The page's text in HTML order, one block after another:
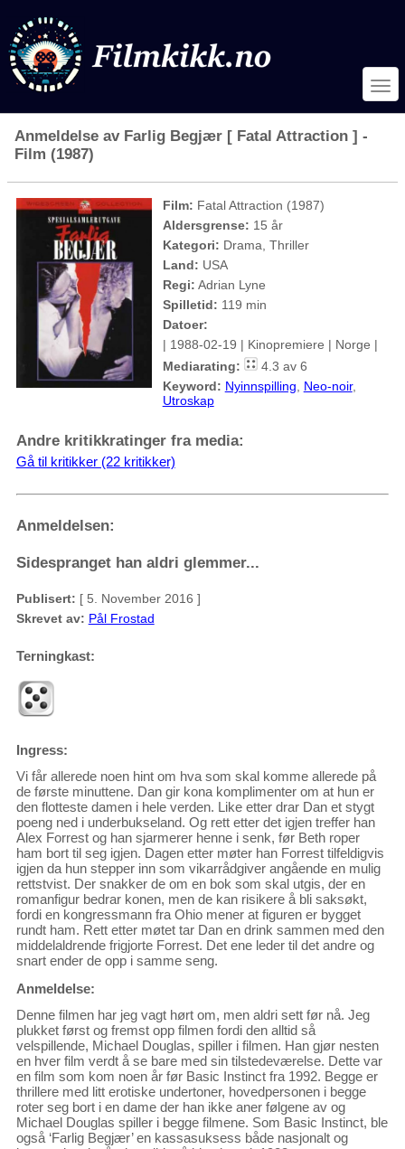
Anmeldelse av Farlig Begjær [ Fatal Attraction ] -
Film (1987)
Film: Fatal Attraction (1987)
Aldersgrense: 15 år
Kategori: Drama, Thriller
Land: USA
Regi: Adrian Lyne
Spilletid: 119 min
Datoer:
| 1988-02-19 | Kinopremiere | Norge |
Mediarating:
4.3 av 6
Keyword: Nyinnspilling Neo-noir,
Utroskap
Andre kritikkratinger fra media:
Gå til kritikker (22 kritikker)
Anmeldelsen:
Sidespranget han aldri glemmer...
Publisert: [ 5. November 2016 ]
Skrevet av: Pål Frostad
Terningkast:
Ingress:
Vi får allerede noen hint om hva som skal komme allerede på
de første minuttene. Dan gir kona komplimenter om at hun er
den flotteste damen i hele verden. Like etter drar Dan et stygt
poeng ned i underbukseland. Og rett etter det igjen treffer han
Alex Forrest og han sjarmerer henne i senk, før Beth roper
ham bort til seg igjen. Dagen etter møter han Forrest tilfeldigvis
igjen da hun stepper inn som vikarrådgiver angående en mulig
rettstvist. Der snakker de om en bok som skal utgis, der en
romanfigur bedrar konen, men de kan risikere å bli saksøkt,
fordi en kongressmann fra Ohio mener at figuren er bygget
rundt ham. Rett etter møtet tar Dan en drink sammen med den
middelaldrende frigjorte Forrest. Det ene leder til det andre og
snart ender de opp i samme seng.
Anmeldelse:
Denne filmen har jeg vagt hørt om, men aldri sett før nå. Jeg
plukket først og fremst opp filmen fordi den alltid så
velspillende, Michael Douglas, spiller i filmen. Han gjør nesten
en hver film verdt å se bare med sin tilstedeværelse. Dette var
en film som kom noen år før Basic Instinct fra 1992. Begge er
thrillere med litt erotiske undertoner, hovedpersonen i begge
roter seg bort i en dame der han ikke aner følgene av og
Michael Douglas spiller i begge filmene. Som Basic Instinct, ble
også ‘Farlig Begjær’ en kassasuksess både nasjonalt og